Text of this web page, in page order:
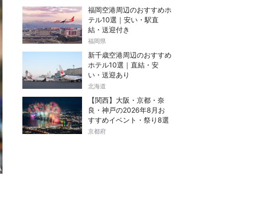
福岡空港周辺のおすすめホ
テル10選｜安い・駅直
結・送迎付き
福岡県
新千歳空港周辺のおすすめ
ホテル10選｜直結・安
い・送迎あり
北海道
【関西】大阪・京都・奈
良・神戸の2026年8月お
すすめイベント・祭り8選
京都府